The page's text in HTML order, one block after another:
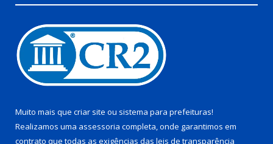
Muito mais que criar site ou sistema para prefeituras!
Realizamos uma assessoria completa, onde garantimos em
contrato que todas as exigências das leis de transparência